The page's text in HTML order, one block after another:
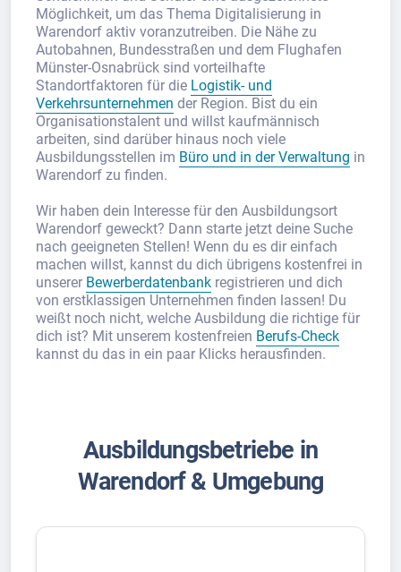
Möglichkeit, um das Thema Digitalisierung in
Warendorf aktiv voranzutreiben. Die Nähe zu
Autobahnen, Bundesstraßen und dem Flughafen
Münster-Osnabrück sind vorteilhafte
Standortfaktoren für die Logistik- und
Verkehrsunternehmen der Region. Bist du ein
Organisationstalent und willst kaufmännisch
arbeiten, sind darüber hinaus noch viele
Ausbildungsstellen im Büro und in der Verwaltung in
Warendorf zu finden.
Wir haben dein Interesse für den Ausbildungsort
Warendorf geweckt? Dann starte jetzt deine Suche
nach geeigneten Stellen! Wenn du es dir einfach
machen willst, kannst du dich übrigens kostenfrei in
unserer Bewerberdatenbank registrieren und dich
von erstklassigen Unternehmen finden lassen! Du
weißt noch nicht, welche Ausbildung die richtige für
dich ist? Mit unserem kostenfreien Berufs-Check
kannst du das in ein paar Klicks herausfinden.
Ausbildungsbetriebe in
Warendorf & Umgebung